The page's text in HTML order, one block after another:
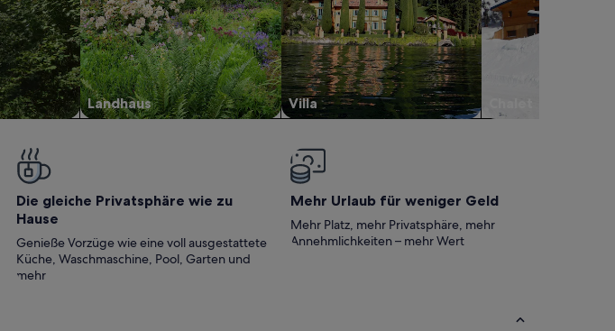
Landhaus Villa
Die gleiche Privatsphäre wie zu
Hause
Genieße Vorzüge wie eine voll ausgestattete
Küche, Waschmaschine, Pool, Garten und
mehr
Mehr Urlaub für weniger Geld
Mehr Platz, mehr Privatsphäre, mehr
Annehmlichkeiten – mehr Wert